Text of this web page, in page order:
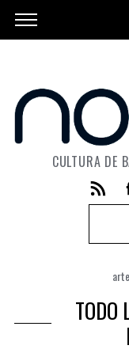
CULTURA DE
c
h
arte
TODO